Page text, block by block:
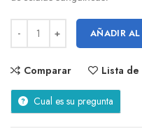
AÑADIR
Comparar Lista
Cual es su pregunta